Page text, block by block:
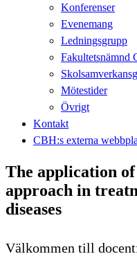
Konferenser
Evenemang
Ledningsgrupp
Fakultetsnämnd
Mötestider
Övrigt
Kontakt
CBH:s externa
The application of
approach in
diseases
Välkommen till